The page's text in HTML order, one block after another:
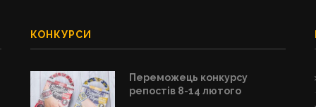
КОНКУРСИ
Переможець конкурсу
репостів 8-14 лютого